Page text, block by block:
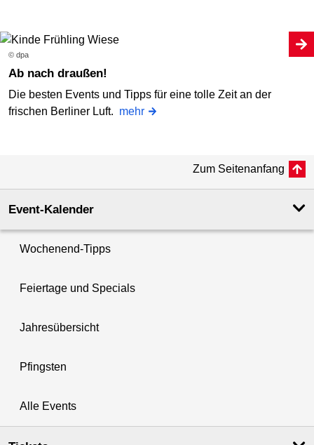
© dpa
Ab nach draußen!
Die besten Events und Tipps für eine tolle Zeit an der
frischen Berliner Luft. mehr
Zum Seitenanfang
Event-Kalender
Wochenend-Tipps
Feiertage und Specials
Jahresübersicht
Pfingsten
Alle Events